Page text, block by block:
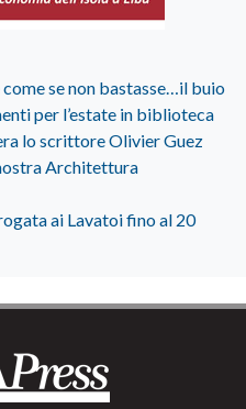
se non bastasse…il buio
per l’estate in biblioteca
lo scrittore Olivier Guez
Architettura
ai Lavatoi fino al 20